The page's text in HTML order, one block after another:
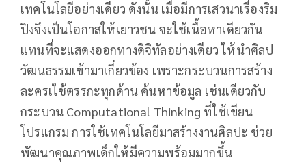
เทคโนโลยีอย่างเดียว ดังนั้น เมื่อมีการเสวนาเรื่องริม
ปิงจึงเป็นโอกาสให้เยาวชน จะใช้เนื้อหาเดียวกัน
แทนที่จะแสดงออกทางดิจิทัลอย่างเดียว ให้นำศิลป
วัฒนธรรมเข้ามาเกี่ยวข้อง เพราะกระบวนการสร้าง
ละครเใช้ตรรกะทุกด้าน ค้นหาข้อมูล เช่นเดียวกับ
กระบวน Computational Thinking ที่ใช้เขียน
โปรแกรม การใช้เทคโนโลยีมาสร้างงานศิลปะ ช่วย
พัฒนาคุณภาพเด็กให้มีความพร้อมมากขึ้น